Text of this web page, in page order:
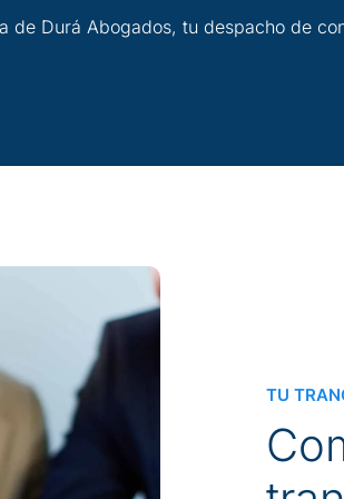
de Durá Abogados, tu despacho de
TU
Co